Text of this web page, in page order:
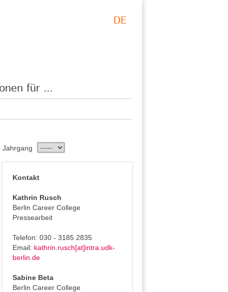
DE
für ...
Jahrgang
Kontakt
Kathrin Rusch
Berlin Career College
Pressearbeit
Telefon: 030 - 3185 2835
Email: kathrin.rusch[at]intra.udk-
berlin.de
Sabine Beta
Berlin Career College